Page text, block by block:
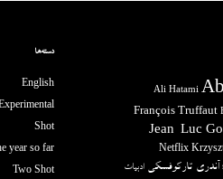
Ali Hatami
François Truffaut
Jean-Luc
Netflix
آندری تارکوفسکی ادبیات
دسته‌ها
English
Shot
year so far
Two Shot